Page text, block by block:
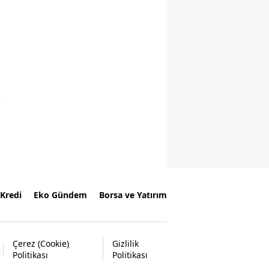
Kredi Eko Gündem Borsa ve Yatırım
Çerez (Cookie)
Politikası
Gizlilik
Politikası